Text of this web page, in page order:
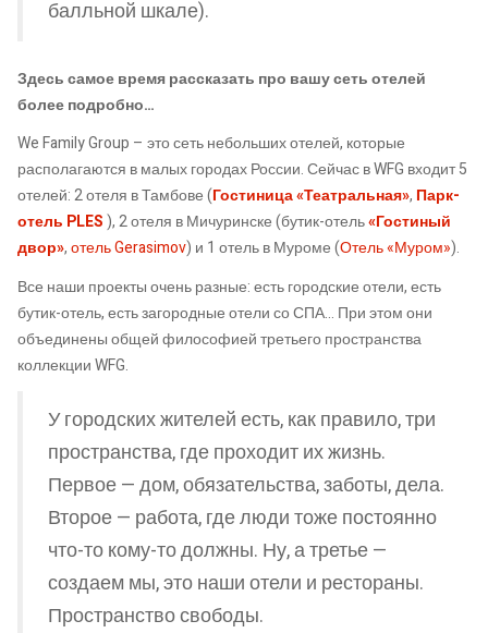
балльной шкале).
Здесь самое время рассказать про вашу сеть отелей
более подробно…
We Family Group – это сеть небольших отелей, которые
располагаются в малых городах России. Сейчас в WFG входит 5
отелей: 2 отеля в Тамбове (Гостиница «Театральная», Парк-
отель PLES), 2 отеля в Мичуринске (бутик-отель«Гостиный
двор»,отель Gerasimov) и 1 отель в Муроме (Отель «Муром»).
Все наши проекты очень разные: есть городские отели, есть
бутик-отель, есть загородные отели со СПА… При этом они
объединены общей философией третьего пространства
коллекции WFG.
У городских жителей есть, как правило, три
пространства, где проходит их жизнь.
Первое — дом, обязательства, заботы, дела.
Второе — работа, где люди тоже постоянно
что-то кому-то должны. Ну, а третье —
создаем мы, это наши отели и рестораны.
Пространство свободы.